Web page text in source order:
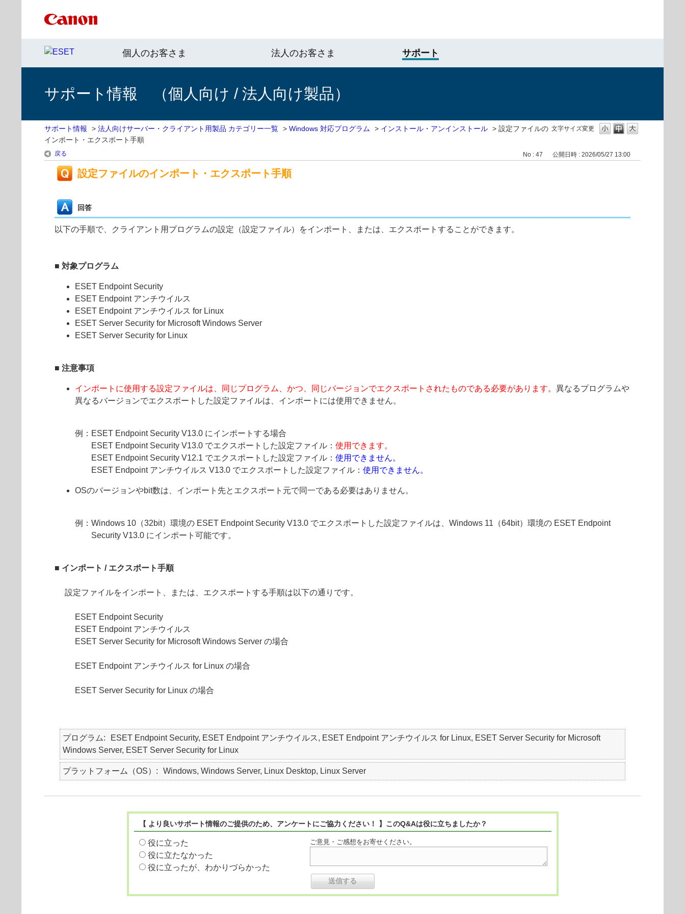
個人のお客さま 法人のお客さま サポート
サポート情報 （個人向け / 法人向け製品）
文字サイズ変更
サポート情報 > 法人向けサーバー・クライアント用製品 カテゴリー一覧 > Windows 対応プログラム > インストール・アンインストール > 設定ファイルの
インポート・エクスポート手順
戻る No : 47 公開日時 : 2026/05/27 13:00
設定ファイルのインポート・エクスポート手順
回答
以下の手順で、クライアント用プログラムの設定（設定ファイル）をインポート、または、エクスポートすることができます。
■ 対象プログラム
ESET Endpoint Security
ESET Endpoint アンチウイルス
ESET Endpoint アンチウイルス for Linux
ESET Server Security for Microsoft Windows Server
ESET Server Security for Linux
■ 注意事項
インポートに使用する設定ファイルは、同じプログラム、かつ、同じバージョンでエクスポートされたものである必要があります。 異なるプログラムや
異なるバージョンでエクスポートした設定ファイルは、インポートには使用できません。
例：ESET Endpoint Security V13.0 にインポートする場合
ESET Endpoint Security V13.0 でエクスポートした設定ファイル： 使用できます。
ESET Endpoint Security V12.1 でエクスポートした設定ファイル： 使用できません。
ESET Endpoint アンチウイルス V13.0 でエクスポートした設定ファイル： 使用できません。
OSのバージョンやbit数は、インポート先とエクスポート元で同一である必要はありません。
例：Windows 10（32bit）環境の ESET Endpoint Security V13.0 でエクスポートした設定ファイルは、Windows 11（64bit）環境の ESET Endpoint
Security V13.0 にインポート可能です。
■ インポート / エクスポート手順
設定ファイルをインポート、または、エクスポートする手順は以下の通りです。
ESET Endpoint Security
ESET Endpoint アンチウイルス
ESET Server Security for Microsoft Windows Server の場合
ESET Endpoint アンチウイルス for Linux の場合
ESET Server Security for Linux の場合
プログラム
ESET Endpoint Security, ESET Endpoint アンチウイルス, ESET Endpoint アンチウイルス for Linux, ESET Server Security for Microsoft
Windows Server, ESET Server Security for Linux
プラットフォーム（OS） Windows, Windows Server, Linux Desktop, Linux Server
【 より良いサポート情報のご提供のため、アンケートにご協力ください！ 】このQ&Aは役に立ちましたか？
役に立った
役に立たなかった
役に立ったが、わかりづらかった
ご意見・ご感想をお寄せください。